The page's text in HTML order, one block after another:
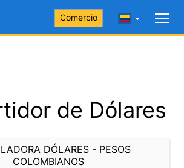
Comercio
de Dólares
DÓLARES - PESOS
COLOMBIANOS